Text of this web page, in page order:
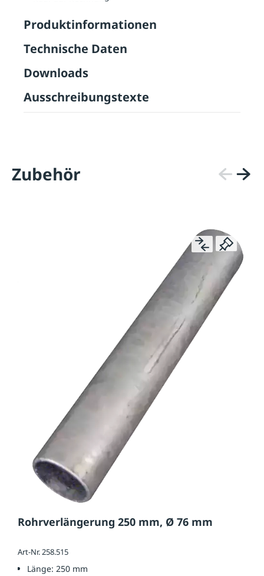
Produktinformationen
Technische Daten
Downloads
Ausschreibungstexte
Zubehör
Rohrverlängerung 250 mm, Ø 76 mm
Art-Nr. 258.515
Länge: 250 mm